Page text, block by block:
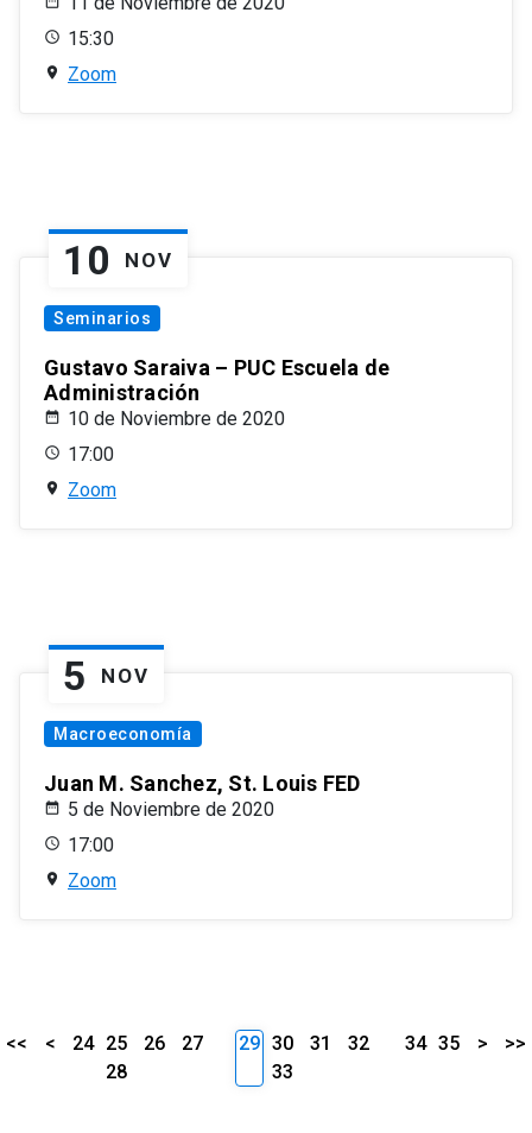
15:30
Zoom
10 NOV
Seminarios
Gustavo Saraiva – PUC Escuela de
Administración
10 de Noviembre de 2020
17:00
Zoom
5 NOV
Macroeconomía
Juan M. Sanchez, St. Louis FED
5 de Noviembre de 2020
17:00
Zoom
<< < 24 25 26
27
28
29 30 31
32
33
34 35 > >>